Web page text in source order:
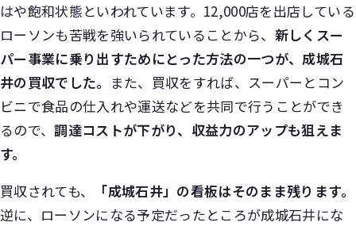
はや飽和状態といわれています。12,000店を出店している
ローソンも苦戦を強いられていることから、 新しくスー
パー事業に乗り出すためにとった方法の一つが、成城石
井の買収でした。 また、買収をすれば、スーパーとコン
ビニで食品の仕入れや運送などを共同で行うことができ
るので、調達コストが下がり、収益力のアップも狙えま
す。
買収されても、
「成城石井」の看板はそのまま残ります。
逆に、ローソンになる予定だったところが成城石井にな